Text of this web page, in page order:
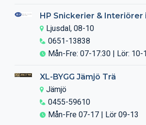
HP Snickerier & Interiörer
Ljusdal, 08-10
0651-13838
Mån-Fre: 07-17:30 | Lör: 10-
XL-BYGG Jämjö Trä
Jämjö
0455-59610
Mån-Fre 07-17 | Lör 09-13